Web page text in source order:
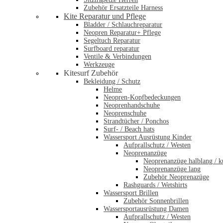
Zubehör Ersatzteile Harness
Kite Reparatur und Pflege
Bladder / Schlauchreparatur
Neopren Reparatur+ Pflege
Segeltuch Reparatur
Surfboard reparatur
Ventile & Verbindungen
Werkzeuge
Kitesurf Zubehör
Bekleidung / Schutz
Helme
Neopren-Kopfbedeckungen
Neoprenhandschuhe
Neoprenschuhe
Strandtücher / Ponchos
Surf- / Beach hats
Wassersport Ausrüstung Kinder
Aufprallschutz / Westen
Neoprenanzüge
Neoprenanzüge halblang /
Neoprenanzüge lang
Zubehör Neoprenazüge
Rashguards / Wetshirts
Wassersport Brillen
Zubehör Sonnenbrillen
Wassersportausrüstung Damen
Aufprallschutz / Westen